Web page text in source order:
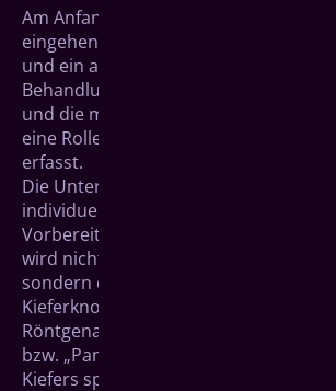
Am Anfang jeder Implantatversorgung
eingehende Untersuchung, die
und ein auf jeden Patienten
Behandlungsplan.
und die medizinische Vorgeschichte
eine Rolle. Sie wird durch die
erfasst.
Die Untersuchung dient zur Abklärung
individuellen Voraussetzungen und
Vorbereitung der eigentlichen
wird nicht nur der betreffende Bereich
sondern der gesamte Mundraum und
Kieferknochen einbezogen.
Röntgenaufnahmen des betreffenden
bzw. „Panorama“-Aufnahmen (OPG)
Kiefers spielen bei der Untersuchung